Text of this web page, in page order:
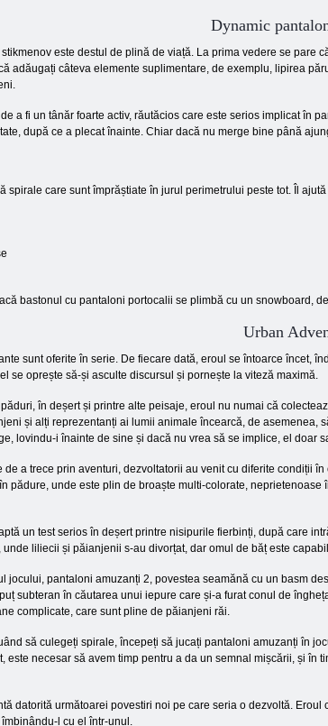
Dynamic
stikmenov este destul de plină de viață. La prima vedere se pare
adăugați câteva elemente suplimentare, de exemplu, lipirea
de a fi un tânăr foarte activ, răutăcios care este serios implicat în
după ce a plecat înainte. Chiar dacă nu merge bine până
spirale care sunt împrăștiate în jurul perimetrului peste tot. Îl
bastonul cu pantaloni portocalii se plimbă cu un snowboard,
Urban
sunt oferite în serie. De fiecare dată, eroul se întoarce încet,
se oprește să-și asculte discursul și pornește la viteză maximă.
în deșert și printre alte peisaje, eroul nu numai că
și alți reprezentanți ai lumii animale încearcă, de asemenea,
lovindu-i înainte de sine și dacă nu vrea să se implice, el doar
de a trece prin aventuri, dezvoltatorii au venit cu diferite condiții
pădure, unde este plin de broaște multi-colorate,
un test serios în deșert printre nisipurile fierbinți, după care
unde liliecii și păianjenii s-au divorțat, dar omul de băț este
jocului, pantaloni amuzanți 2, povestea seamănă cu un basm
subteran în căutarea unui iepure care și-a furat conul de
complicate, care sunt pline de păianjeni răi.
să culegeți spirale, începeți să jucați pantaloni amuzanți în
este necesar să avem timp pentru a da un semnal mișcării, și în
datorită următoarei povestiri noi pe care seria o dezvoltă.
l cu el într-unul.